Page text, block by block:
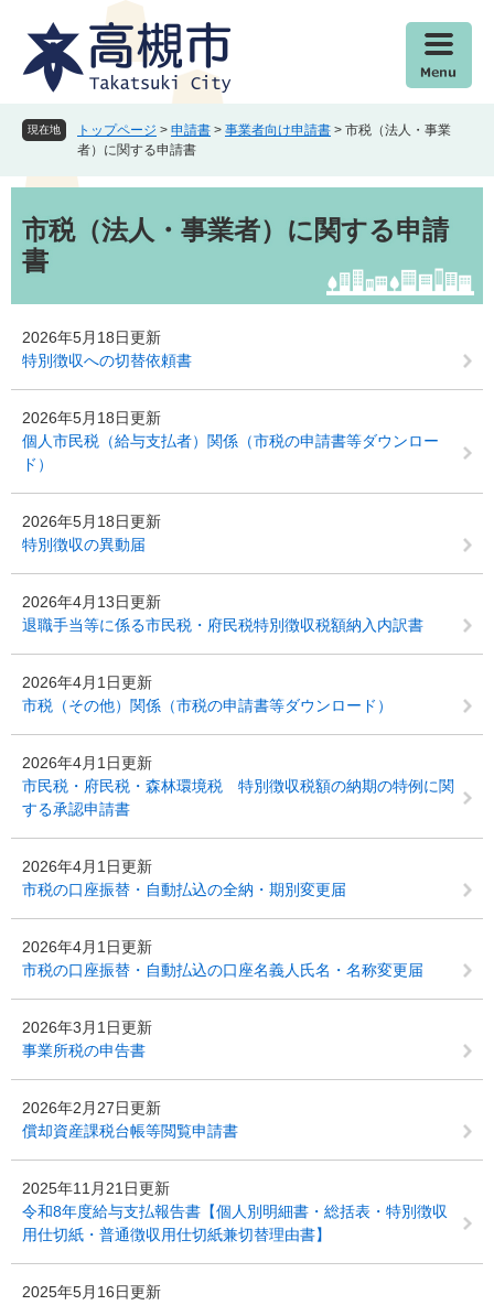
現在地 トップページ > 申請書 > 事業者向け申請書 > 市税（法人・事業
者）に関する申請書
文市税（法人・事業者）に関する申請
書
2026年5月18日更新
特別徴収への切替依頼書
2026年5月18日更新
個人市民税（給与支払者）関係（市税の申請書等ダウンロー
ド）
2026年5月18日更新
特別徴収の異動届
2026年4月13日更新
退職手当等に係る市民税・府民税特別徴収税額納入内訳書
2026年4月1日更新
市税（その他）関係（市税の申請書等ダウンロード）
2026年4月1日更新
市民税・府民税・森林環境税 特別徴収税額の納期の特例に関
する承認申請書
2026年4月1日更新
市税の口座振替・自動払込の全納・期別変更届
2026年4月1日更新
市税の口座振替・自動払込の口座名義人氏名・名称変更届
2026年3月1日更新
事業所税の申告書
2026年2月27日更新
償却資産課税台帳等閲覧申請書
2025年11月21日更新
令和8年度給与支払報告書【個人別明細書・総括表・特別徴収
用仕切紙・普通徴収用仕切紙兼切替理由書】
2025年5月16日更新